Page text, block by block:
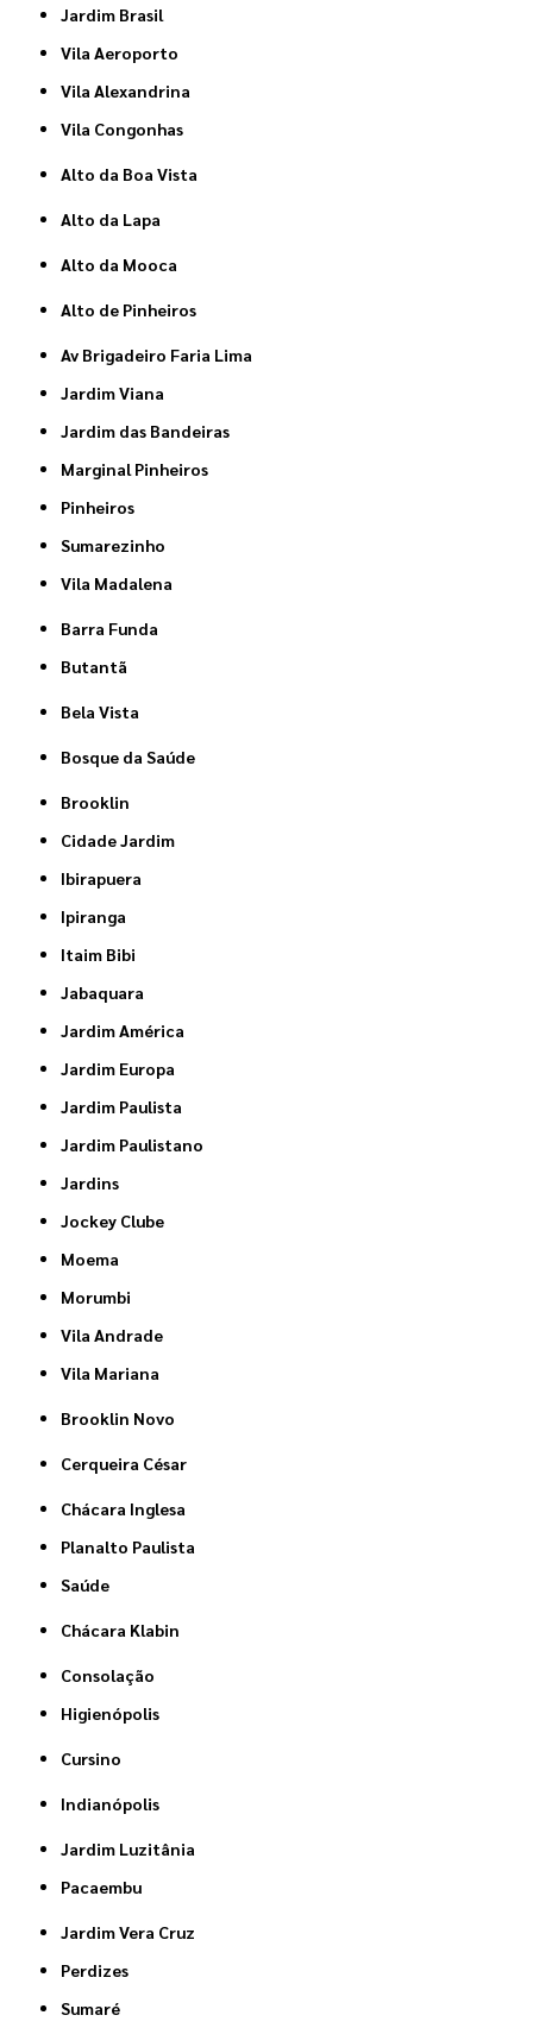
Jardim Brasil
Vila Aeroporto
Vila Alexandrina
Vila Congonhas
Alto da Boa Vista
Alto da Lapa
Alto da Mooca
Alto de Pinheiros
Av Brigadeiro Faria Lima
Jardim Viana
Jardim das Bandeiras
Marginal Pinheiros
Pinheiros
Sumarezinho
Vila Madalena
Barra Funda
Butantã
Bela Vista
Bosque da Saúde
Brooklin
Cidade Jardim
Ibirapuera
Ipiranga
Itaim Bibi
Jabaquara
Jardim América
Jardim Europa
Jardim Paulista
Jardim Paulistano
Jardins
Jockey Clube
Moema
Morumbi
Vila Andrade
Vila Mariana
Brooklin Novo
Cerqueira César
Chácara Inglesa
Planalto Paulista
Saúde
Chácara Klabin
Consolação
Higienópolis
Cursino
Indianópolis
Jardim Luzitânia
Pacaembu
Jardim Vera Cruz
Perdizes
Sumaré